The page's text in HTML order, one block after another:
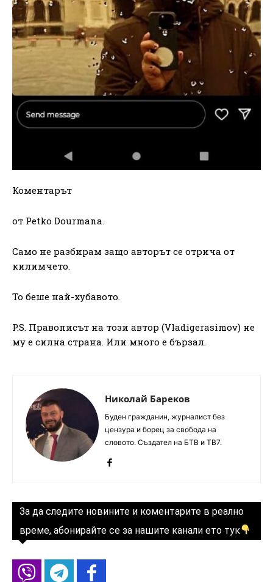
Коментарът
от Petko Dourmana.
Само не разбирам защо авторът се отрича от
килимчето.
То беше най-хубавото.
P.S. Правописът на този автор (Vladigerasimov) не
му е силна страна. Или много е бързал.
Николай Бареков
Буден гражданин, журналист без
цензура и борец за свобода на
словото. Създател на БТВ и ТВ7.
За да следите новините и коментарите в реално
време, абонирайте се за нашите канали ето тук